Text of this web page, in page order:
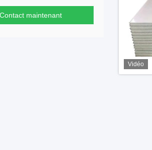
Contact maintenant
Vidéo